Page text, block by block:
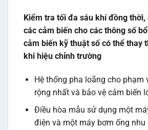
Kiểm tra tối đa sáu khí đồng
các cảm biến cho các thông số
cảm biến kỹ thuật số có thể thay
khi hiệu chỉnh trường
Hệ thống pha loãng cho phạm
rộng nhất và bảo vệ cảm biến
Điều hòa mẫu sử dụng một
điện và một máy bơm ống